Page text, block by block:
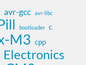
avr-gcc avr-libc
bootloader c
M3 cpp
Electronics